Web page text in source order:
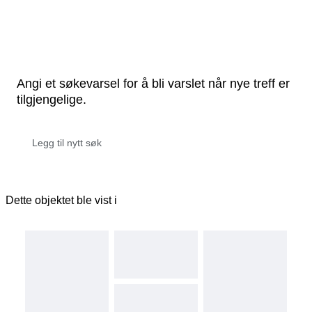
Angi et søkevarsel for å bli varslet når nye treff er
tilgjengelige.
Dette objektet ble vist i